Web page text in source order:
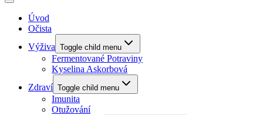
Úvod
Očista
Výživa Toggle child menu
Fermentované Potraviny
Kyselina Askorbová
Zdraví Toggle child menu
Imunita
Otužování